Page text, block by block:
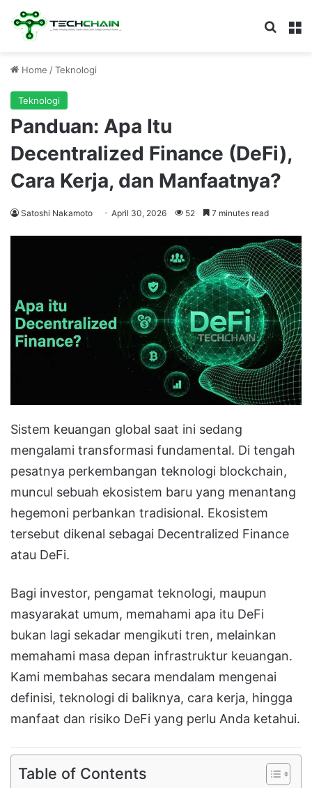
Home /Teknologi
Teknologi
Panduan: Apa Itu
Decentralized Finance (DeFi),
Cara Kerja, dan Manfaatnya?
Satoshi Nakamoto April 30, 2026 52 7 minutes read
Sistem keuangan global saat ini sedang
mengalami transformasi fundamental. Di tengah
pesatnya perkembangan teknologi blockchain,
muncul sebuah ekosistem baru yang menantang
hegemoni perbankan tradisional. Ekosistem
tersebut dikenal sebagai Decentralized Finance
atau DeFi.
Bagi investor, pengamat teknologi, maupun
masyarakat umum, memahami apa itu DeFi
bukan lagi sekadar mengikuti tren, melainkan
memahami masa depan infrastruktur keuangan.
Kami membahas secara mendalam mengenai
definisi, teknologi di baliknya, cara kerja, hingga
manfaat dan risiko DeFi yang perlu Anda ketahui.
Table of Contents